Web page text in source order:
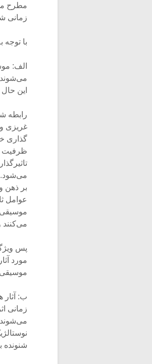
مطرح
زمانی
با
الف:
این
رابطه
غریزی
گذاری
ظرفیت
می‌شود.
بر ذهن
عوامل
موسیقی
می‌کنند
پس
مورد
ب: آثار
زمانی
شنونده